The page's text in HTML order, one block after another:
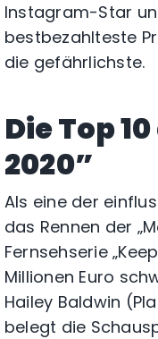
Instagram-Star
bestbezahlteste
die gefährlichste.
Die Top
2020”
Als eine der
das Rennen der
Fernsehserie
Millionen Euro
Hailey Baldwin
belegt die